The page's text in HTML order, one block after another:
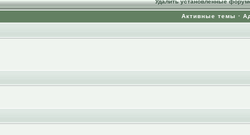
Удалить установленные
Активные темы ·